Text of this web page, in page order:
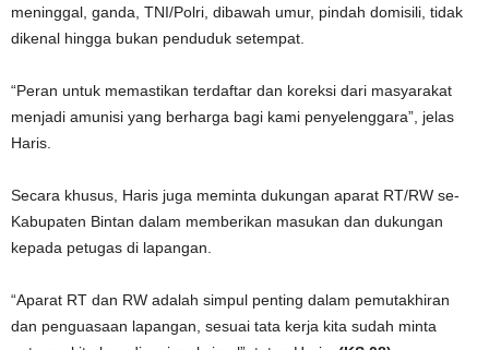
meninggal, ganda, TNI/Polri, dibawah umur, pindah domisili, tidak
dikenal hingga bukan penduduk setempat.
“Peran untuk memastikan terdaftar dan koreksi dari masyarakat
menjadi amunisi yang berharga bagi kami penyelenggara”, jelas
Haris.
Secara khusus, Haris juga meminta dukungan aparat RT/RW se-
Kabupaten Bintan dalam memberikan masukan dan dukungan
kepada petugas di lapangan.
“Aparat RT dan RW adalah simpul penting dalam pemutakhiran
dan penguasaan lapangan, sesuai tata kerja kita sudah minta